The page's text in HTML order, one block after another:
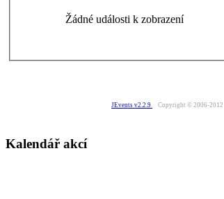
Žádné události k zobrazení
JEvents v2.2.9 Copyright © 2006-2012
Kalendář akcí